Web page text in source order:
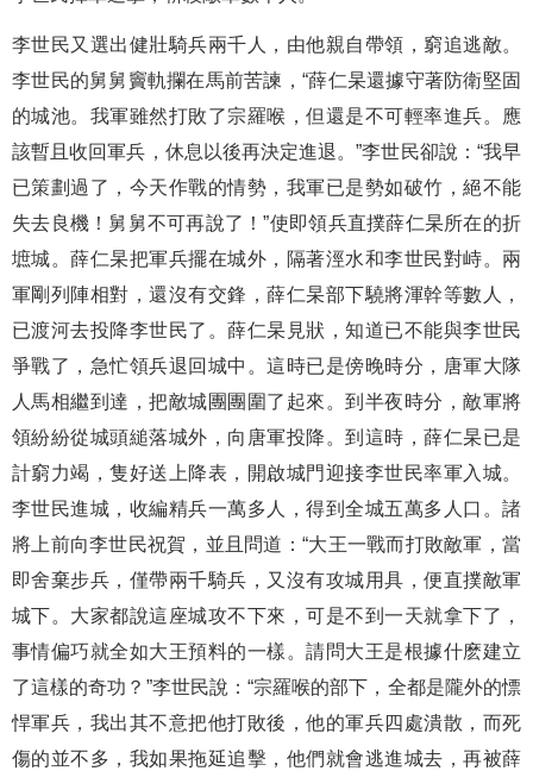
李世民又選出健壯騎兵兩千人，由他親自帶領，窮追逃敵。
李世民的舅舅竇軌攔在馬前苦諫，“薛仁杲還據守著防衛堅固
的城池。我軍雖然打敗了宗羅喉，但還是不可輕率進兵。應
該暫且收回軍兵，休息以後再決定進退。”李世民卻說：“我早
已策劃過了，今天作戰的情勢，我軍已是勢如破竹，絕不能
失去良機！舅舅不可再說了！”使即領兵直撲薛仁杲所在的折
墌城。薛仁杲把軍兵擺在城外，隔著涇水和李世民對峙。兩
軍剛列陣相對，還沒有交鋒，薛仁杲部下驍將渾幹等數人，
已渡河去投降李世民了。薛仁杲見狀，知道已不能與李世民
爭戰了，急忙領兵退回城中。這時已是傍晚時分，唐軍大隊
人馬相繼到達，把敵城團團圍了起來。到半夜時分，敵軍將
領紛紛從城頭縋落城外，向唐軍投降。到這時，薛仁杲已是
計窮力竭，隻好送上降表，開啟城門迎接李世民率軍入城。
李世民進城，收編精兵一萬多人，得到全城五萬多人口。諸
將上前向李世民祝賀，並且問道：“大王一戰而打敗敵軍，當
即舍棄步兵，僅帶兩千騎兵，又沒有攻城用具，便直撲敵軍
城下。大家都說這座城攻不下來，可是不到一天就拿下了，
事情偏巧就全如大王預料的一樣。請問大王是根據什麽建立
了這樣的奇功？”李世民說：“宗羅喉的部下，全都是隴外的慓
悍軍兵，我出其不意把他打敗後，他的軍兵四處潰散，而死
傷的並不多，我如果拖延追擊，他們就會逃進城去，再被薛